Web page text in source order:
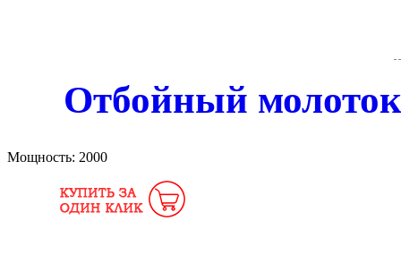
Отбойный
Мощность: 2000